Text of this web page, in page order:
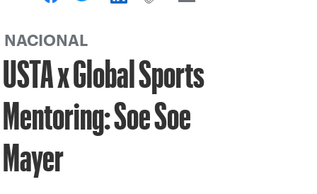
NACIONAL
USTA x Global Sports
Mentoring: Soe Soe
Mayer